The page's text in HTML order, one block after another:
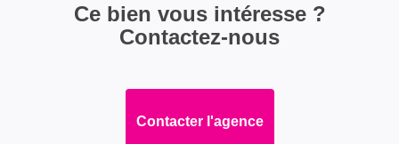
Ce bien vous intéresse ?
Contactez-nous
Contacter l'agence